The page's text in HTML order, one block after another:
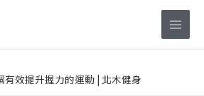
Main
效提升握力的運動 | 北木健身